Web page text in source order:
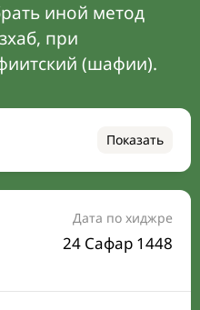
иной метод
при
(шафии).
Показать
на сегодня
Дата по хиджре
24 Сафар 1448